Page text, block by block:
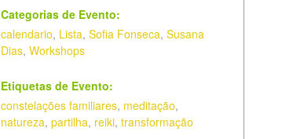
Categorias de Evento:
calendario, Lista,Sofia Fonseca,Susana
Dias,Workshops
Etiquetas de Evento:
constelações familiares, meditação,
natureza,partilha, reiki,transformação